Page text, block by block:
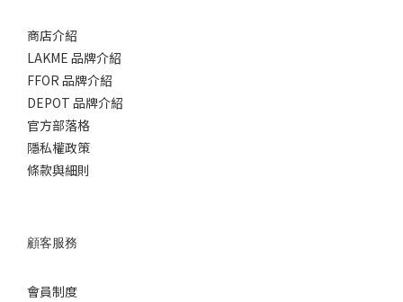
商店介紹
LAKME 品牌介紹
FFOR 品牌介紹
DEPOT 品牌介紹
官方部落格
隱私權政策
條款與細則
顧客服務
會員制度